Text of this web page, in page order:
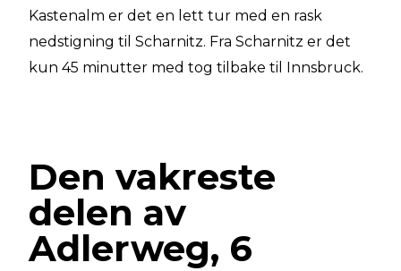
Kastenalm er det en lett tur med en rask
nedstigning til Scharnitz. Fra Scharnitz er det
kun 45 minutter med tog tilbake til Innsbruck.
Den vakreste
delen av
Adlerweg, 6